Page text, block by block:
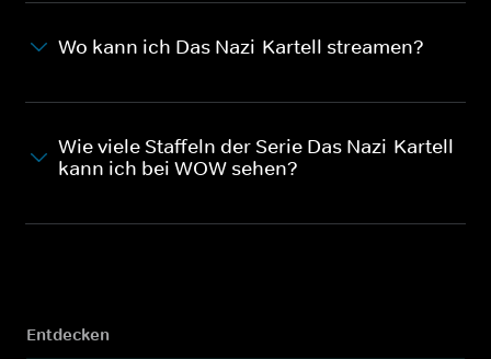
Wo kann ich Das Nazi-Kartell streamen?
Wie viele Staffeln der Serie Das Nazi-Kartell
kann ich bei WOW sehen?
Entdecken